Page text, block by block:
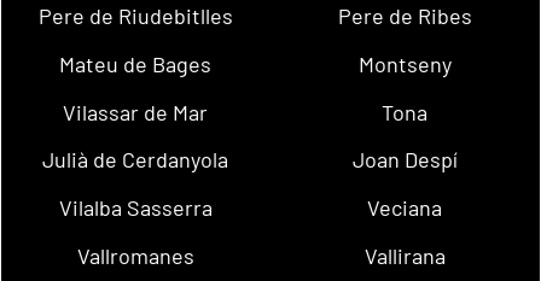
Pere de Riudebitlles
Pere de Ribes
Mateu de Bages
Montseny
Vilassar de Mar
Tona
Julià de Cerdanyola
Joan Despí
Vilalba Sasserra
Veciana
Vallromanes
Vallirana